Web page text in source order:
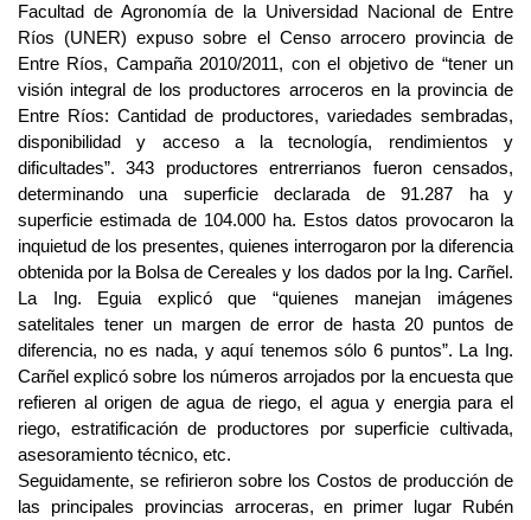
Facultad de Agronomía de la Universidad Nacional de Entre
Ríos (UNER) expuso sobre el Censo arrocero provincia de
Entre Ríos, Campaña 2010/2011, con el objetivo de “tener un
visión integral de los productores arroceros en la provincia de
Entre Ríos: Cantidad de productores, variedades sembradas,
disponibilidad y acceso a la tecnología, rendimientos y
dificultades”. 343 productores entrerrianos fueron censados,
determinando una superficie declarada de 91.287 ha y
superficie estimada de 104.000 ha. Estos datos provocaron la
inquietud de los presentes, quienes interrogaron por la diferencia
obtenida por la Bolsa de Cereales y los dados por la Ing. Carñel.
La Ing. Eguia explicó que “quienes manejan imágenes
satelitales tener un margen de error de hasta 20 puntos de
diferencia, no es nada, y aquí tenemos sólo 6 puntos”. La Ing.
Carñel explicó sobre los números arrojados por la encuesta que
refieren al origen de agua de riego, el agua y energia para el
riego, estratificación de productores por superficie cultivada,
asesoramiento técnico, etc.
Seguidamente, se refirieron sobre los Costos de producción de
las principales provincias arroceras, en primer lugar Rubén